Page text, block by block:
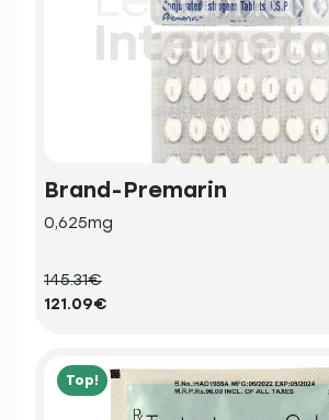
Brand-Premarin
0,625mg
145.31€
121.09€
Top!